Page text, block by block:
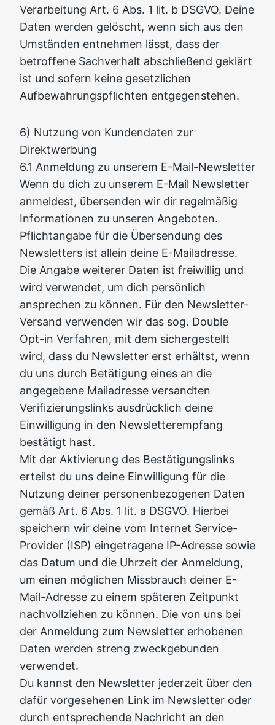
Verarbeitung Art. 6 Abs. 1 lit. b DSGVO. Deine
Daten werden gelöscht, wenn sich aus den
Umständen entnehmen lässt, dass der
betroffene Sachverhalt abschließend geklärt
ist und sofern keine gesetzlichen
Aufbewahrungspflichten entgegenstehen.
6) Nutzung von Kundendaten zur
Direktwerbung
6.1 Anmeldung zu unserem E-Mail-Newsletter
Wenn du dich zu unserem E-Mail Newsletter
anmeldest, übersenden wir dir regelmäßig
Informationen zu unseren Angeboten.
Pflichtangabe für die Übersendung des
Newsletters ist allein deine E-Mailadresse.
Die Angabe weiterer Daten ist freiwillig und
wird verwendet, um dich persönlich
ansprechen zu können. Für den Newsletter-
Versand verwenden wir das sog. Double
Opt-in Verfahren, mit dem sichergestellt
wird, dass du Newsletter erst erhältst, wenn
du uns durch Betätigung eines an die
angegebene Mailadresse versandten
Verifizierungslinks ausdrücklich deine
Einwilligung in den Newsletterempfang
bestätigt hast.
Mit der Aktivierung des Bestätigungslinks
erteilst du uns deine Einwilligung für die
Nutzung deiner personenbezogenen Daten
gemäß Art. 6 Abs. 1 lit. a DSGVO. Hierbei
speichern wir deine vom Internet Service-
Provider (ISP) eingetragene IP-Adresse sowie
das Datum und die Uhrzeit der Anmeldung,
um einen möglichen Missbrauch deiner E-
Mail-Adresse zu einem späteren Zeitpunkt
nachvollziehen zu können. Die von uns bei
der Anmeldung zum Newsletter erhobenen
Daten werden streng zweckgebunden
verwendet.
Du kannst den Newsletter jederzeit über den
dafür vorgesehenen Link im Newsletter oder
durch entsprechende Nachricht an den